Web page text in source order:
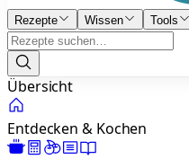
Rezepte Wissen Tools
Übersicht
Entdecken & Kochen